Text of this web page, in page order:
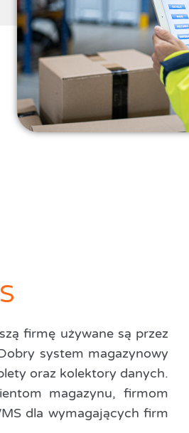
firmę używane są przez
system magazynowy
oraz kolektory danych.
magazynu, firmom
dla wymagających firm